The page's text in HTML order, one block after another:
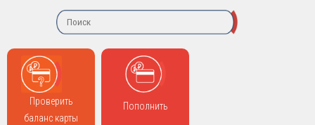
Проверить
баланс карты
Пополнить